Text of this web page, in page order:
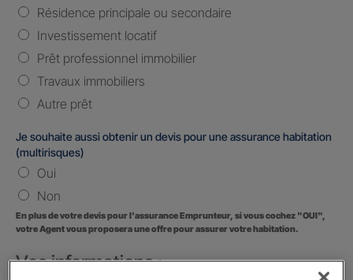
Résidence principale ou secondaire
Investissement locatif
Prêt professionnel immobilier
Travaux immobiliers
Autre prêt
Je souhaite aussi obtenir un devis pour une assurance habitation
(multirisques)
Oui
Non
En plus de votre devis pour l'assurance Emprunteur, si vous cochez "OUI",
votre Agent vous proposera une offre pour assurer votre habitation.
Vos informations :